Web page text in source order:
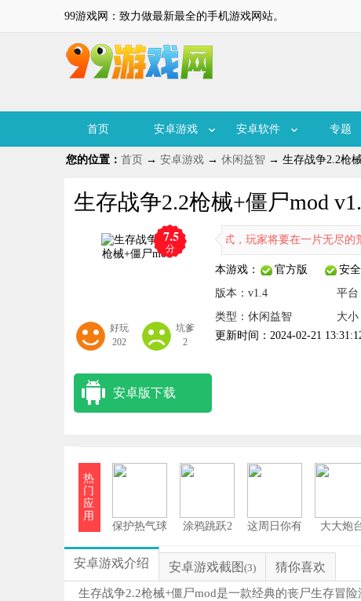
99游戏网：致力做最新最全的手机游戏网站。
首页 安卓游戏 安卓软件 专题
您的位置： 首页 → 安卓游戏 → 休闲益智 → 生存战争2.2枪
生存战争2.2枪械+僵尸mod
7.5
分
好玩
202
坑爹
2
冒险游戏，游戏采用了像素的表现形式，玩家将要在一片无尽的荒岛
本游戏： 官方版 安全
版本：v1.4
平台
类型：休闲益智
大小
更新时间：2024-02-21
安卓版下载
热
门
应
用
保护热气球
涂鸦跳跃2
这周日你有
大大炮
安卓游戏介绍 安卓游戏截图 (3) 猜你喜欢
生存战争2.2枪械+僵尸mod是一款经典的丧尸生存冒
2 鱼吃